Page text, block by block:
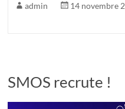
admin 14 novembre
SMOS recrute !